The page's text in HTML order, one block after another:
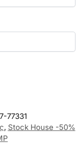
77331
, Stock House -50%